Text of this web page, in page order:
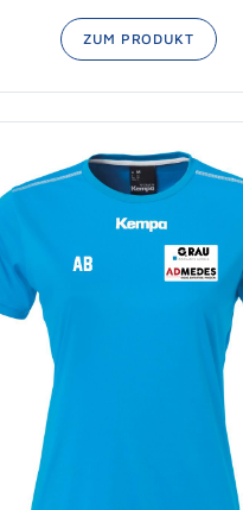
ZUM PRODUKT